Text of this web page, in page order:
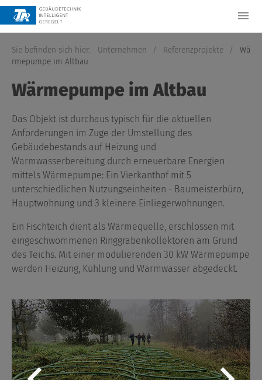
Sie befinden sich hier: Unternehmen / Referenzprojekte /
Wä
rmepumpe im Altbau
Wärmepumpe im Altbau
Das Objekt ist durchaus typisch für die aktuellen
Anforderungen im Zuge der Umstellung des
Gebäudebestands auf Heizung und
Warmwasserbereitung durch erneuerbare Energien
mittels Wärmepumpe: Ein Vierkanthof mit 5
unterschiedlichen Nutzungseinheiten - Baumeisterbüro,
Hauptwohnung und 3 kleinere Einliegerwohnungen.
Ein Fischteich dient als Wärmequelle, erschlossen mit
eingeschwommenen Ringgrabenkollektoren am Grund
des Teichs. Mit einer modulierenden 30 kW Wärmepumpe
werden Heizung, Kühlung und Warmwasser abgedeckt.